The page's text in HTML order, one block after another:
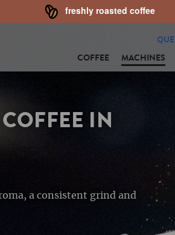
freshly roasted coffee
COFFEE MACHINES
IN
a consistent grind and